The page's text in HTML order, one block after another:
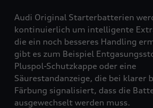
Audi Original Starterbatterien
kontinuierlich um intelligente
die ein noch besseres Handling
gibt es zum Beispiel
Pluspol-Schutzkappe oder eine
Säurestandanzeige, die bei klarer
Färbung signalisiert, dass die
ausgewechselt werden muss.